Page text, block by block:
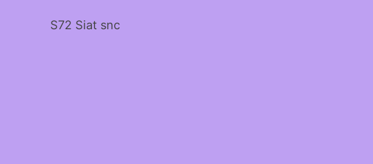
S72 Siat snc